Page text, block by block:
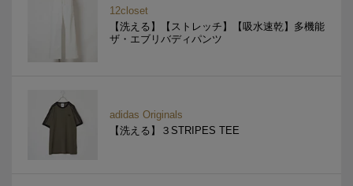
12closet
【洗える】【ストレッチ】【吸水速乾】多機能
ザ・エブリバディパンツ
adidas Originals
【洗える】３STRIPES TEE